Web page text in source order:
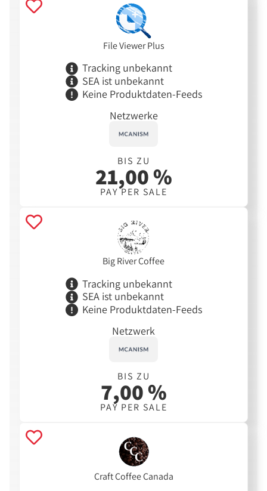
File Viewer Plus
Tracking unbekannt
SEA ist unbekannt
Keine Produktdaten-Feeds
Netzwerke
BIS ZU
21,00 %
PAY PER SALE
Big River Coffee
Tracking unbekannt
SEA ist unbekannt
Keine Produktdaten-Feeds
Netzwerk
BIS ZU
7,00 %
PAY PER SALE
Craft Coffee Canada